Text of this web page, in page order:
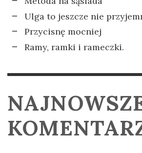
Ulga to jeszcze nie
Przycisnę mocniej
Ramy, ramki i rameczki.